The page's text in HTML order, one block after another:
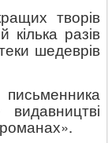
творів
кілька разів
шедеврів
романах».